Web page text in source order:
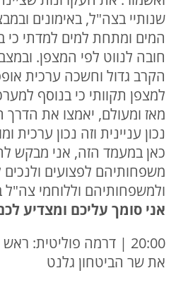
שנותיי בצה"ל, באימונים
המים ומתחת למים למדתי
חובה לנווט לפי המצפן.
הקרב גדול וחשכה ערכית
למצפן תקוותי כי בנוסף
מאז ומעולם, יאמצו את הדרך
נכון עניינית וזה נכון ערכית
כאן במעמד הזה, אני מבקש
משפחותיהם לפצועים ולנכים
ולמשפחותיהם וללוחמי
אני סומך עליכם ומצדיע
20:00 | דרמה פוליטית:
את שר הביטחון גלנט